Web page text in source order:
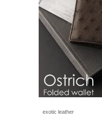
exotic leather